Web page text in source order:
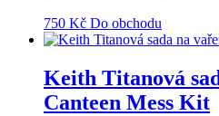
750 Kč Do obchodu
Keith Titanová
Canteen Mess Kit